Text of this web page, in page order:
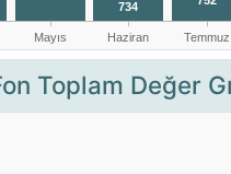
Toplam Değer